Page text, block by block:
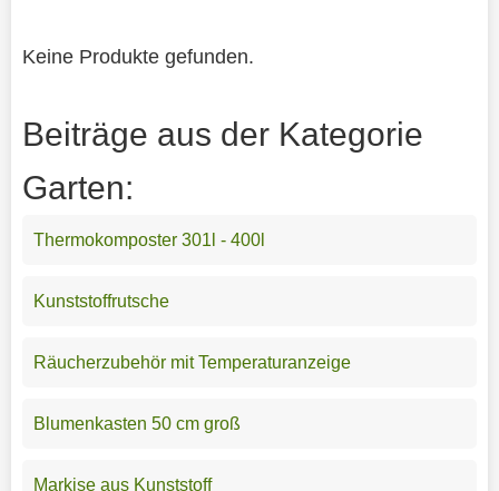
Keine Produkte gefunden.
Beiträge aus der Kategorie
Garten:
Thermokomposter 301l - 400l
Kunststoffrutsche
Räucherzubehör mit Temperaturanzeige
Blumenkasten 50 cm groß
Markise aus Kunststoff